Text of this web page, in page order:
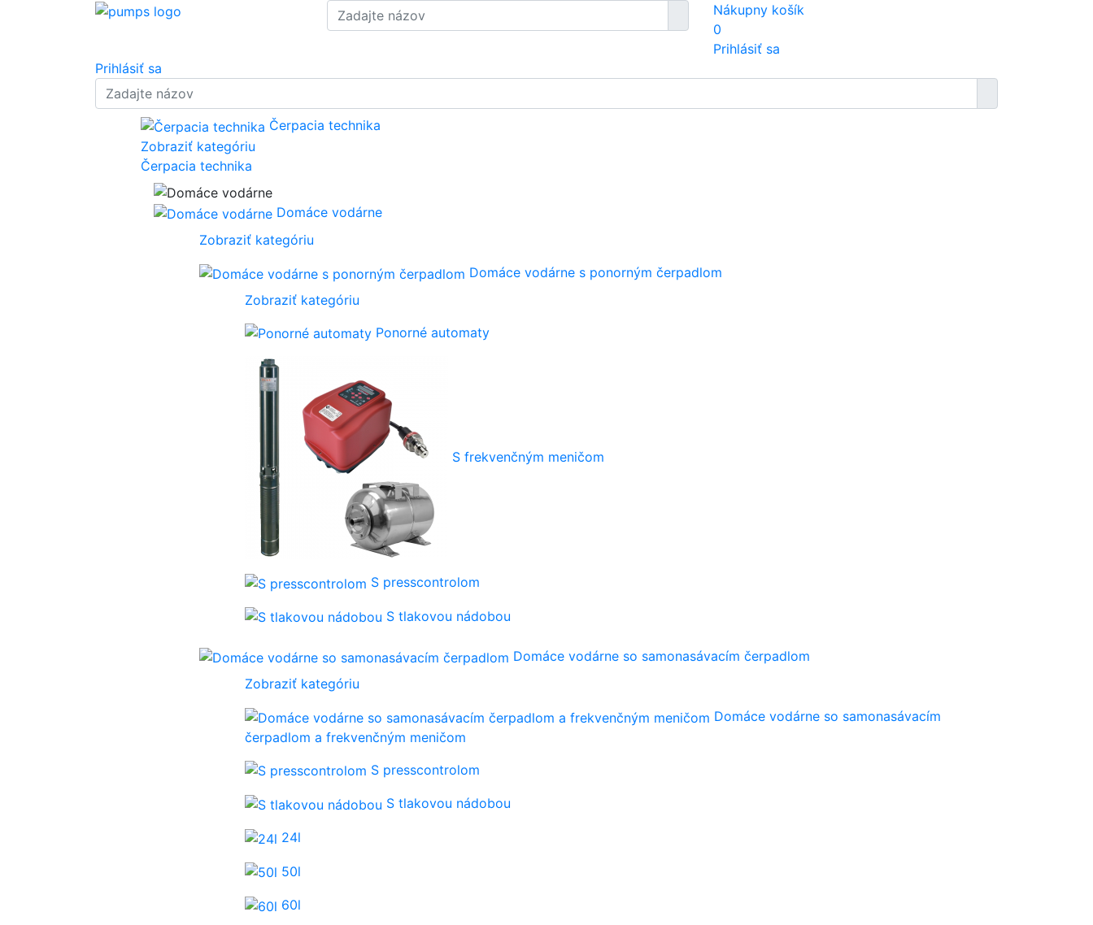
Nákupny košík
0
Prihlásiť sa
Prihlásiť sa
Čerpacia technika
Zobraziť kategóriu
Čerpacia technika
Domáce vodárne
Zobraziť kategóriu
Domáce vodárne s ponorným čerpadlom
Zobraziť kategóriu
Ponorné automaty
S frekvenčným meničom
S presscontrolom
S tlakovou nádobou
Domáce vodárne so samonasávacím čerpadlom
Zobraziť kategóriu
Domáce vodárne so samonasávacím
čerpadlom a frekvenčným meničom
S presscontrolom
S tlakovou nádobou
24l
50l
60l